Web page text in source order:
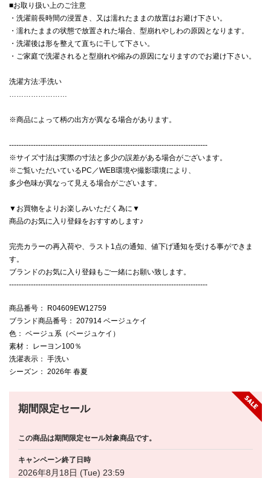
■お取り扱い上のご注意
・洗濯前長時間の浸置き、又は濡れたままの放置はお避け下さい。
・濡れたままの状態で放置された場合、型崩れやしわの原因となります。
・洗濯後は形を整えて直ちに干して下さい。
・ご家庭で洗濯されると型崩れや縮みの原因になりますのでお避け下さい。
洗濯方法:手洗い
※商品によって柄の出方が異なる場合があります。
----------------------------------------------------------------------------------
※サイズ寸法は実際の寸法と多少の誤差がある場合がございます。
※ご覧いただいているPC／WEB環境や撮影環境により、
多少色味が異なって見える場合がございます。
▼お買物をよりお楽しみいただく為に▼
商品のお気に入り登録をおすすめします♪
完売カラーの再入荷や、ラスト1点の通知、値下げ通知を受ける事ができま
す。
ブランドのお気に入り登録もご一緒にお願い致します。
----------------------------------------------------------------------------------
商品番号 ： R04609EW12759
ブランド商品番号 ： 207914 ベージュケイ
色 ： ベージュ系（ベージュケイ）
素材 ： レーヨン100％
洗濯表示 ： 手洗い
シーズン ： 2026年 春夏
期間限定セール
この商品は期間限定セール対象商品です。
キャンペーン終了日時
2026年8月18日 (Tue) 23:59